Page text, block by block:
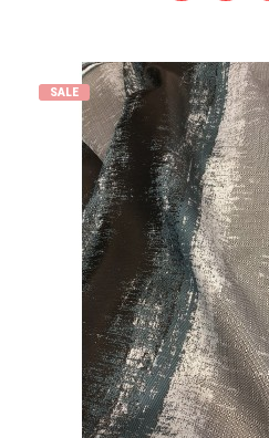
SALE